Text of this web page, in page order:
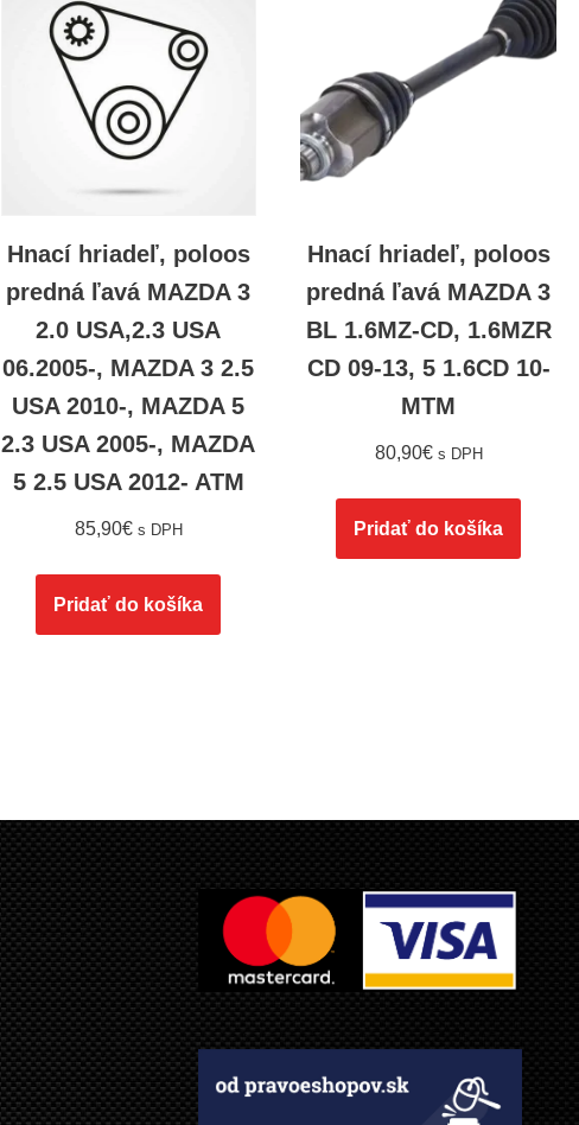
Hnací hriadeľ, poloos
predná ľavá MAZDA 3
2.0 USA,2.3 USA
06.2005-, MAZDA 3 2.5
USA 2010-, MAZDA 5
2.3 USA 2005-, MAZDA
5 2.5 USA 2012- ATM
85,90€ s DPH
Pridať do košíka
Hnací hriadeľ, poloos
predná ľavá MAZDA 3
BL 1.6MZ-CD, 1.6MZR
CD 09-13, 5 1.6CD 10-
MTM
80,90€ s DPH
Pridať do košíka